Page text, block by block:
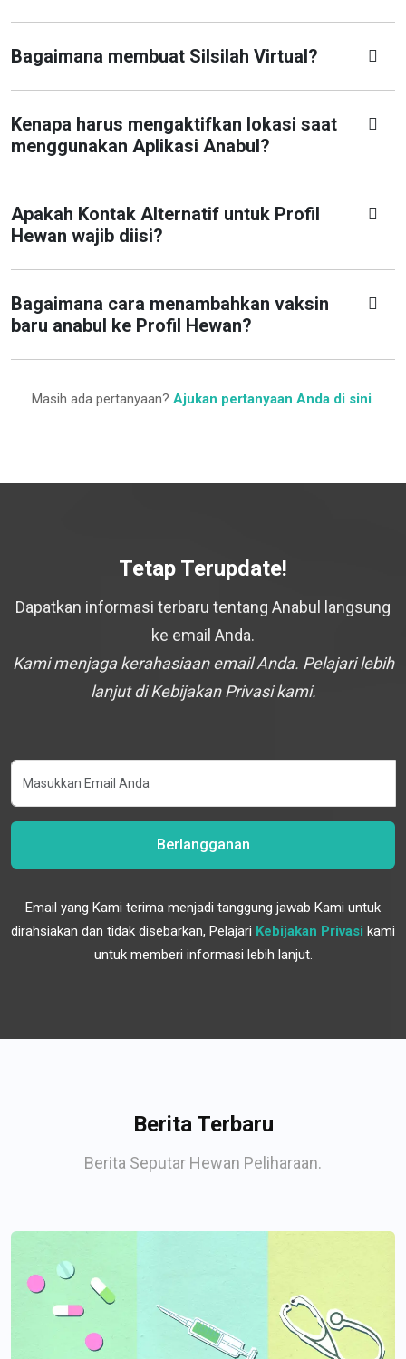
Bagaimana membuat Silsilah Virtual?
Kenapa harus mengaktifkan lokasi saat
menggunakan Aplikasi Anabul?
Apakah Kontak Alternatif untuk Profil
Hewan wajib diisi?
Bagaimana cara menambahkan vaksin
baru anabul ke Profil Hewan?
Masih ada pertanyaan? Ajukan pertanyaan Anda di sini.
Tetap Terupdate!
Dapatkan informasi terbaru tentang Anabul langsung
ke email Anda.
Kami menjaga kerahasiaan email Anda. Pelajari lebih
lanjut di Kebijakan Privasi kami.
Berlangganan
Email yang Kami terima menjadi tanggung jawab Kami untuk
dirahsiakan dan tidak disebarkan, Pelajari Kebijakan Privasi kami
untuk memberi informasi lebih lanjut.
Berita Terbaru
Berita Seputar Hewan Peliharaan.